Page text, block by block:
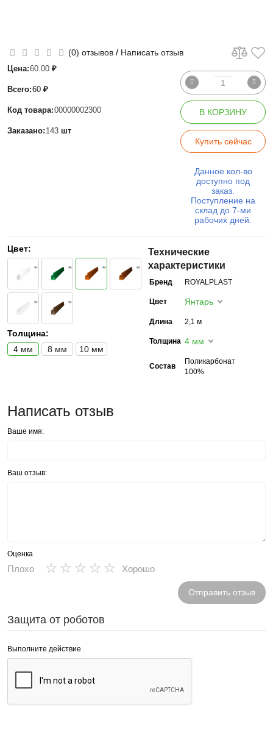
(0) отзывов / Написать отзыв
Цена:60.00 ₽
Всего:60 ₽
Код товара:00000002300
Заказано: 143 шт
В КОРЗИНУ
Купить сейчас
Данное кол-во
доступно под
заказ.
Поступление на
склад до 7-ми
рабочих дней.
Цвет:
Толщина:
4 мм
8 мм 10 мм
Технические
характеристики
Бренд ROYALPLAST
Цвет Янтарь
Длина 2,1 м
Толщина 4 мм
Состав
Поликарбонат
100%
Написать отзыв
Ваше имя:
Ваш отзыв:
Оценка
Плохо ★
★
★
★
★ Хорошо
Отправить отзыв
Защита от роботов
Выполните действие